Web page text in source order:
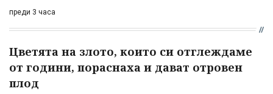
преди 3 часа
Цветята на злото, които си отглеждаме
от години, пораснаха и дават отровен
плод